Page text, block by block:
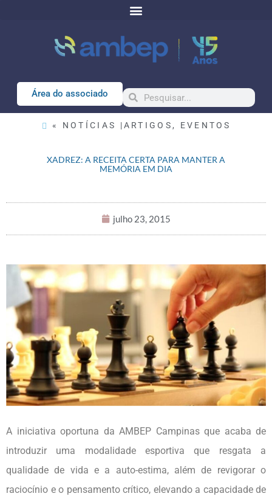
Área do associado
« NOTÍCIAS |ARTIGOS , EVENTOS
XADREZ: A RECEITA CERTA PARA MANTER A
MEMÓRIA EM DIA
julho 23, 2015
A iniciativa oportuna da AMBEP Campinas que acaba de
introduzir uma modalidade esportiva que resgata a
qualidade de vida e a auto-estima, além de revigorar o
raciocínio e o pensamento crítico, elevando a capacidade de